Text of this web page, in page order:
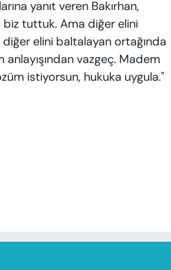
yanıt veren Bakırhan,
biz tuttuk. Ama diğer elini
diğer elini baltalayan ortağında
vazgeç. Madem
istiyorsun, hukuka uygula."